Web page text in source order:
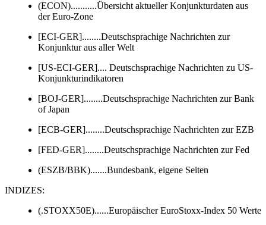
(ECON)...........Übersicht aktueller Konjunkturdaten aus
der Euro-Zone
[ECI-GER]........Deutschsprachige Nachrichten zur
Konjunktur aus aller Welt
[US-ECI-GER].... Deutschsprachige Nachrichten zu US-
Konjunkturindikatoren
[BOJ-GER]........Deutschsprachige Nachrichten zur Bank
of Japan
[ECB-GER]........Deutschsprachige Nachrichten zur EZB
[FED-GER]........Deutschsprachige Nachrichten zur Fed
(ESZB/BBK).......Bundesbank, eigene Seiten
INDIZES:
(.STOXX50E)......Europäischer EuroStoxx-Index 50 Werte